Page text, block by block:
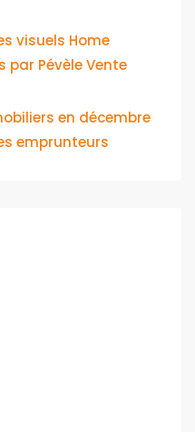
visuels Home
par Pévèle Vente
en décembre
emprunteurs